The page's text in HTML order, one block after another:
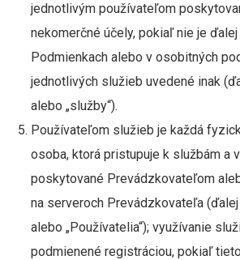
jednotlivým používateľom
nekomerčné účely, pokiaľ nie je
Podmienkach alebo v osobitných
jednotlivých služieb uvedené inak
alebo „služby“).
Používateľom služieb je každá
osoba, ktorá pristupuje k službám a
poskytované Prevádzkovateľom
na serveroch Prevádzkovateľa (ďalej
alebo „Používatelia“); využívanie
podmienené registráciou, pokiaľ